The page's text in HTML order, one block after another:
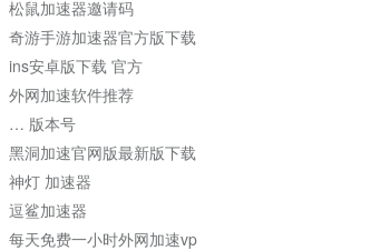
松鼠加速器邀请码
奇游手游加速器官方版下载
ins安卓版下载 官方
外网加速软件推荐
… 版本号
黑洞加速官网版最新版下载
神灯 加速器
逗鲨加速器
每天免费一小时外网加速vp